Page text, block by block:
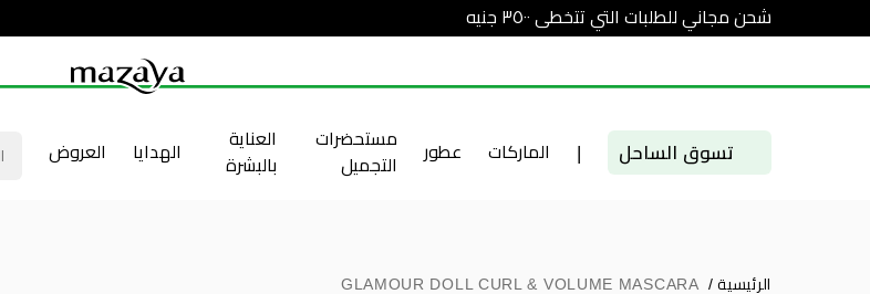
شحن مجاني للطلبات التي تتخطى ٣٥٠٠ جنيه
تسوق الساحل | الماركات عطور
مستحضرات
التجميل
العناية
بالبشرة
الهدايا العروض
الرئيسية /
GLAMOUR DOLL CURL & VOLUME MASCARA